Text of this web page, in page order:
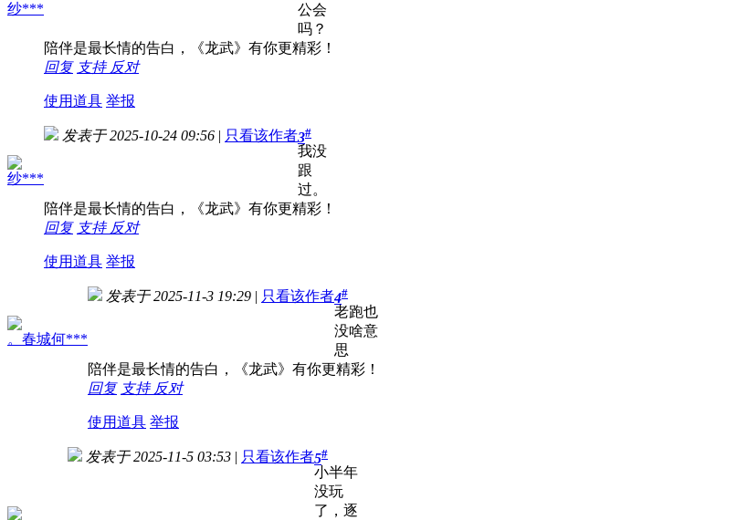
纱***
公会
吗？
陪伴是最长情的告白，《龙武》有你更精彩！
回复 支持 反对
使用道具 举报
纱***
发表于 2025-10-24 09:56 | 只看该作者3#
我没
跟
过。
陪伴是最长情的告白，《龙武》有你更精彩！
回复 支持 反对
使用道具 举报
。春城何***
发表于 2025-11-3 19:29 | 只看该作者4#
老跑也
没啥意
思
陪伴是最长情的告白，《龙武》有你更精彩！
回复 支持 反对
使用道具 举报
发表于 2025-11-5 03:53 | 只看该作者5#
小半年
没玩
了，逐